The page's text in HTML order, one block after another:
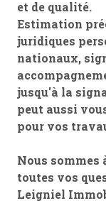
et de qualité.
Estimation
juridiques
nationaux,
jusqu'à la
peut aussi
pour vos
Nous sommes
toutes vos
Leigniel